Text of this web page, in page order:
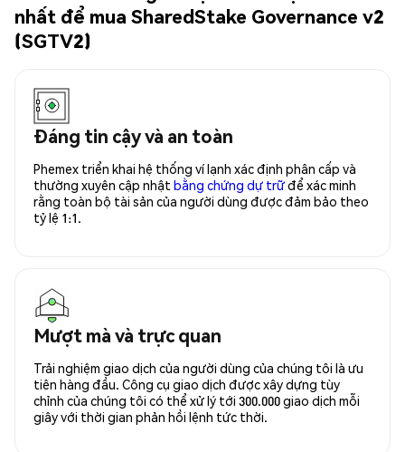
nhất để mua SharedStake Governance v2
(SGTV2)
Đáng tin cậy và an toàn
Phemex triển khai hệ thống ví lạnh xác định phân cấp và
thường xuyên cập nhật bằng chứng dự trữđể xác minh
rằng toàn bộ tài sản của người dùng được đảm bảo theo
tỷ lệ 1:1.
Mượt mà và trực quan
Trải nghiệm giao dịch của người dùng của chúng tôi là ưu
tiên hàng đầu. Công cụ giao dịch được xây dựng tùy
chỉnh của chúng tôi có thể xử lý tới 300.000 giao dịch mỗi
giây với thời gian phản hồi lệnh tức thời.